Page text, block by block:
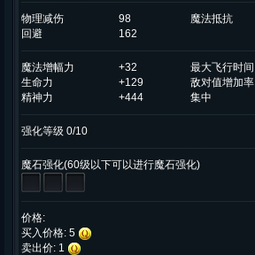
物理减伤 98 魔法抵抗
回避
162
魔法增幅力 +32 最大飞行时间
生命力
+129 敌对值增加率
精神力
+444 集中
强化等级 0/10
魔石强化(60级以下可以进行魔石强化)
价格:
买入价格: 5
卖出价: 1